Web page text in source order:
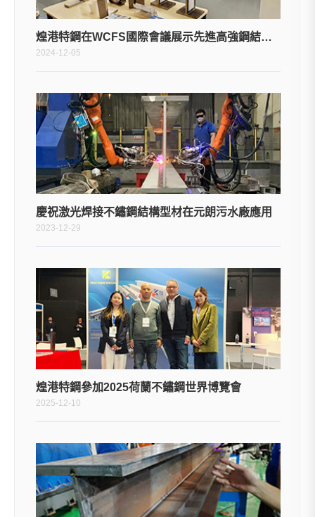
煌港特鋼在WCFS國際會議展示先進高強鋼結構型材
2024-12-05
慶祝激光焊接不鏽鋼結構型材在元朗污水廠應用
2023-12-29
煌港特鋼參加2025荷蘭不鏽鋼世界博覽會
2025-12-10